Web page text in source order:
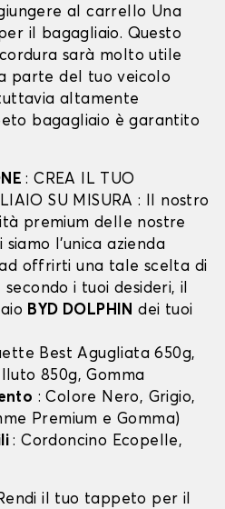
al carrello Una
il bagagliaio. Questo
sarà molto utile
parte del tuo veicolo
altamente
bagagliaio è garantito
: CREA IL TUO
SU MISURA : Il nostro
premium delle nostre
l’unica azienda
offrirti una tale scelta di
i tuoi desideri, il
BYD DOLPHIN dei tuoi
Best Agugliata 650g,
850g, Gomma
: Colore Nero, Grigio,
Premium e Gomma)
: Cordoncino Ecopelle,
il tuo tappeto per il